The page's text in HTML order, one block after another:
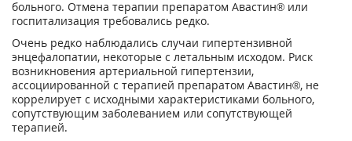
больного. Отмена терапии препаратом Авастин® или
госпитализация требовались редко.
Очень редко наблюдались случаи гипертензивной
энцефалопатии, некоторые с летальным исходом. Риск
возникновения артериальной гипертензии,
ассоциированной с терапией препаратом Авастин®, не
коррелирует с исходными характеристиками больного,
сопутствующим заболеванием или сопутствующей
терапией.